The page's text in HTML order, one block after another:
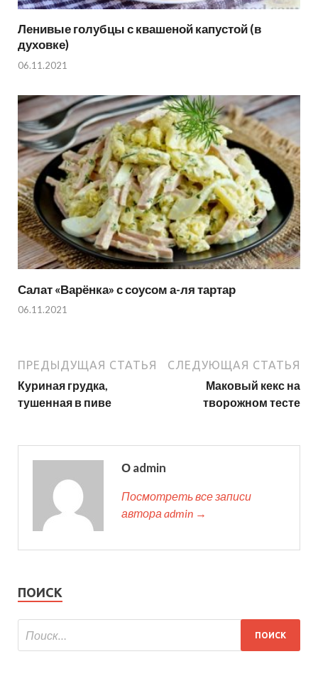
Ленивые голубцы с квашеной капустой (в
духовке)
06.11.2021
Салат «Варёнка» с соусом а-ля тартар
06.11.2021
ПРЕДЫДУЩАЯ СТАТЬЯ
Куриная грудка,
тушенная в пиве
СЛЕДУЮЩАЯ СТАТЬЯ
Маковый кекс на
творожном тесте
О admin
Посмотреть все записи
автора admin →
ПОИСК